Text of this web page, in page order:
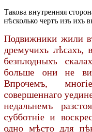
Такова внутренняя
нѣсколько чертъ изъ ихъ
Подвижники жили
дремучихъ лѣсахъ,
безплодныхъ
больше они не
Впрочемъ,
совершеннаго
недальнемъ
субботніе и
одно мѣсто для